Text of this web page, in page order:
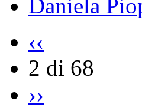
Daniela
‹‹
2 di 68
››